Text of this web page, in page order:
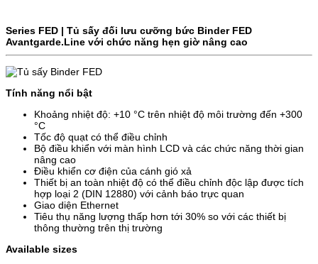
Series FED | Tủ sấy đối lưu cưỡng bức Binder FED
Avantgarde.Line với chức năng hẹn giờ nâng cao
Tính năng nổi bật
Khoảng nhiệt độ: +10 °C trên nhiệt độ môi trường đến +300
°C
Tốc độ quạt có thể điều chỉnh
Bộ điều khiển với màn hình LCD và các chức năng thời gian
nâng cao
Điều khiển cơ điện của cánh gió xả
Thiết bị an toàn nhiệt độ có thể điều chỉnh độc lập được tích
hợp loại 2 (DIN 12880) với cảnh báo trực quan
Giao diện Ethernet
Tiêu thụ năng lượng thấp hơn tới 30% so với các thiết bị
thông thường trên thị trường
Available sizes